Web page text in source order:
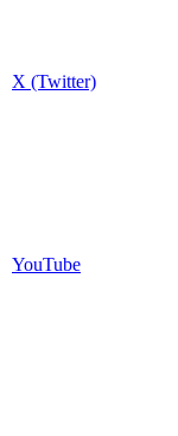
X (Twitter)
YouTube